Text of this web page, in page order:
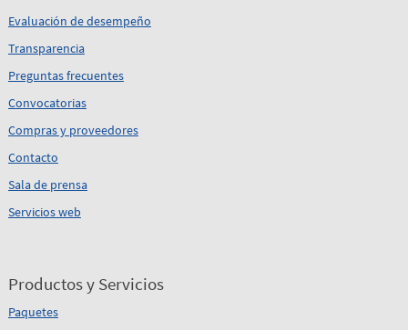
Evaluación de desempeño
Transparencia
Preguntas frecuentes
Convocatorias
Compras y proveedores
Contacto
Sala de prensa
Servicios web
Productos y Servicios
Paquetes